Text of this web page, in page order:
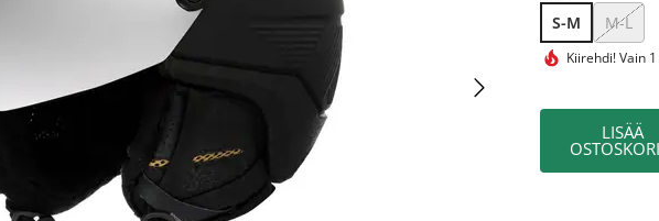
S-M M-L
Kiirehdi!Vain
LISÄÄ